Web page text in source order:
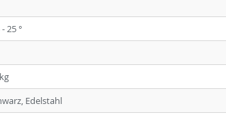
25 °
Edelstahl